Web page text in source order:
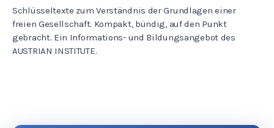
Schlüsseltexte zum Verständnis der Grundlagen einer
freien Gesellschaft. Kompakt, bündig, auf den Punkt
gebracht. Ein Informations- und Bildungsangebot des
AUSTRIAN INSTITUTE.